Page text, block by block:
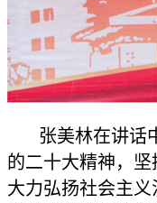
张美林在讲话
的二十大精神，坚
大力弘扬社会主